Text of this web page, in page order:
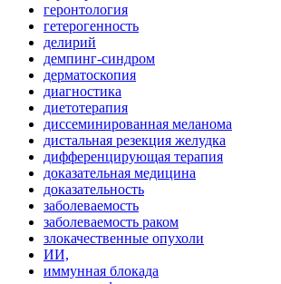
геронтология
гетерогенность
делирий
демпинг-синдром
дерматоскопия
диагностика
диетотерапия
диссеминированная меланома
дистальная резекция желудка
дифференцирующая терапия
доказательная медицина
доказательность
заболеваемость
заболеваемость раком
злокачественные опухоли
ИИ,
иммунная блокада